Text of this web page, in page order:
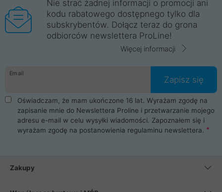
Nie strać żadnej informacji o promocji ani
kodu rabatowego dostępnego tylko dla
subskrybentów. Dołącz teraz do grona
odbiorców newslettera ProLine!
Więcej informacji
Email
Zapisz się
Oświadczam, że mam ukończone 16 lat. Wyrażam zgodę na
zapisanie mnie do Newslettera Proline i przetwarzanie mojego
adresu e-mail w celu wysyłki wiadomości. Zapoznałem się i
wyrażam zgodę na postanowienia regulaminu newslettera.
Zakupy